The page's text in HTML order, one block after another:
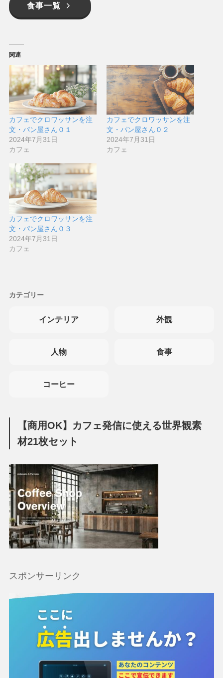
食事一覧
関連
カフェでクロワッサンを注
文・パン屋さん０１
2024年7月31日
カフェ
カフェでクロワッサンを注
文・パン屋さん０２
2024年7月31日
カフェ
カフェでクロワッサンを注
文・パン屋さん０３
2024年7月31日
カフェ
カテゴリー
インテリア 外観
人物 食事
コーヒー
【商用OK】カフェ発信に使える世界観素
材21枚セット
スポンサーリンク